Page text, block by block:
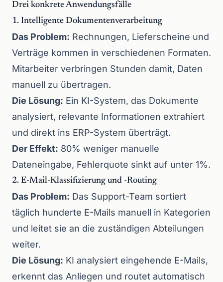
Drei konkrete Anwendungsfälle
1. Intelligente Dokumentenverarbeitung
Das Problem: Rechnungen, Lieferscheine und
Verträge kommen in verschiedenen Formaten.
Mitarbeiter verbringen Stunden damit, Daten
manuell zu übertragen.
Die Lösung: Ein KI-System, das Dokumente
analysiert, relevante Informationen extrahiert
und direkt ins ERP-System überträgt.
Der Effekt: 80% weniger manuelle
Dateneingabe, Fehlerquote sinkt auf unter 1%.
2. E-Mail-Klassifizierung und -Routing
Das Problem: Das Support-Team sortiert
täglich hunderte E-Mails manuell in Kategorien
und leitet sie an die zuständigen Abteilungen
weiter.
Die Lösung: KI analysiert eingehende E-Mails,
erkennt das Anliegen und routet automatisch